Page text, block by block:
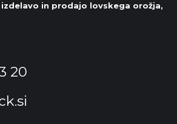
izdelavo in prodajo lovskega orožja,
20